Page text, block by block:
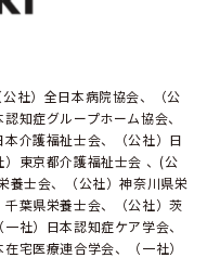
社）全日本病院協会、（公
知症グループホーム協会、
本介護福祉士会、（公社）日
東京都介護福祉士会 、(公
養士会、（公社）神奈川県栄
葉県栄養士会、（公社）茨
社）日本認知症ケア学会、
宅医療連合学会、（一社）